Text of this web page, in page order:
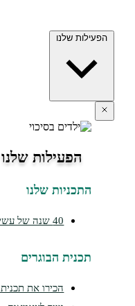
שלנו
הפעילות שלנו
שלנו
הבוגרים
הכירו את תכנית הבוגרים